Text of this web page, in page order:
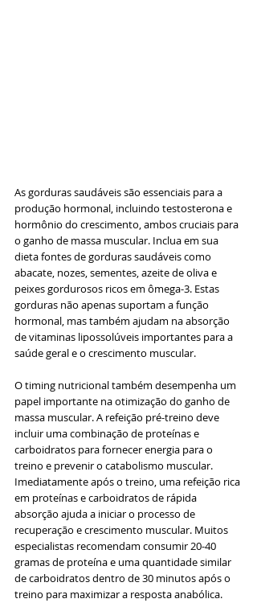
As gorduras saudáveis são essenciais para a
produção hormonal, incluindo testosterona e
hormônio do crescimento, ambos cruciais para
o ganho de massa muscular. Inclua em sua
dieta fontes de gorduras saudáveis como
abacate, nozes, sementes, azeite de oliva e
peixes gordurosos ricos em ômega-3. Estas
gorduras não apenas suportam a função
hormonal, mas também ajudam na absorção
de vitaminas lipossolúveis importantes para a
saúde geral e o crescimento muscular.
O timing nutricional também desempenha um
papel importante na otimização do ganho de
massa muscular. A refeição pré-treino deve
incluir uma combinação de proteínas e
carboidratos para fornecer energia para o
treino e prevenir o catabolismo muscular.
Imediatamente após o treino, uma refeição rica
em proteínas e carboidratos de rápida
absorção ajuda a iniciar o processo de
recuperação e crescimento muscular. Muitos
especialistas recomendam consumir 20-40
gramas de proteína e uma quantidade similar
de carboidratos dentro de 30 minutos após o
treino para maximizar a resposta anabólica.